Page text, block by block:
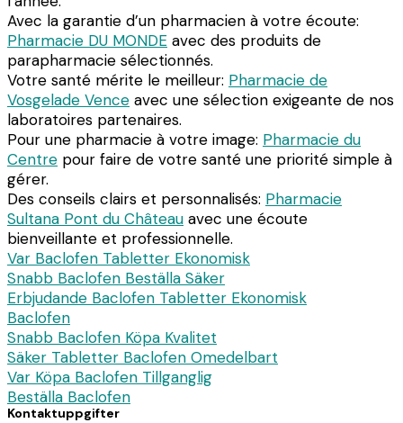
Avec la garantie d’un pharmacien à votre écoute:
Pharmacie DU MONDE avec des produits de
parapharmacie sélectionnés.
Votre santé mérite le meilleur: Pharmacie de
Vosgelade Vence avec une sélection exigeante de nos
laboratoires partenaires.
Pour une pharmacie à votre image: Pharmacie du
Centre pour faire de votre santé une priorité simple à
gérer.
Des conseils clairs et personnalisés: Pharmacie
Sultana Pont du Château avec une écoute
bienveillante et professionnelle.
Var Baclofen Tabletter Ekonomisk
Snabb Baclofen Beställa Säker
Erbjudande Baclofen Tabletter Ekonomisk
Baclofen
Snabb Baclofen Köpa Kvalitet
Säker Tabletter Baclofen Omedelbart
Var Köpa Baclofen Tillganglig
Beställa Baclofen
Kontaktuppgifter